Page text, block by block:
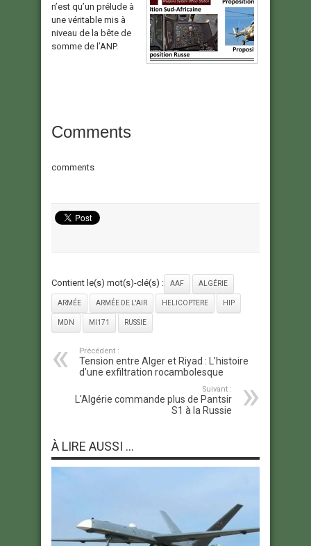
n’est qu’un prélude à
une véritable mis à
niveau de la bête de
somme de l’ANP.
Comments
comments
Contient le(s) mot(s)-clé(s) : AAF ALGÉRIE
ARMÉE ARMÉE DE L'AIR HELICOPTERE HIP
MDN MI171 RUSSIE
Précédent :
Tension entre Alger et Riyad : L’histoire
d’une exfiltration rocambolesque
Suivant :
L'Algérie commande plus de Pantsir
S1 à la Russie
À LIRE AUSSI ...